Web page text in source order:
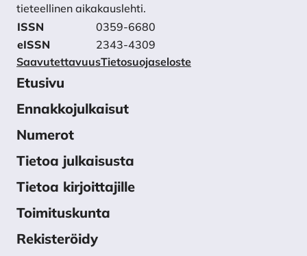
tieteellinen aikakauslehti.
ISSN
0359-6680
eISSN
2343-4309
SaavutettavuusTietosuojaseloste
Etusivu
Ennakkojulkaisut
Numerot
Tietoa julkaisusta
Tietoa kirjoittajille
Toimituskunta
Rekisteröidy